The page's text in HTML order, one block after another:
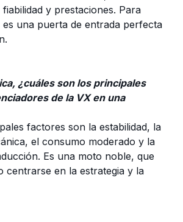
y prestaciones. Para
una puerta de entrada perfecta
¿cuáles son los principales
de la VX en una
factores son la estabilidad, la
el consumo moderado y la
Es una moto noble, que
centrarse en la estrategia y la